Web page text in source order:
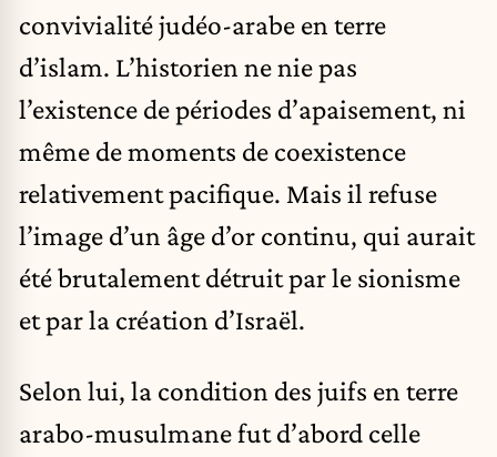
convivialité judéo-arabe en terre
d’islam. L’historien ne nie pas
l’existence de périodes d’apaisement, ni
même de moments de coexistence
relativement pacifique. Mais il refuse
l’image d’un âge d’or continu, qui aurait
été brutalement détruit par le sionisme
et par la création d’Israël.
Selon lui, la condition des juifs en terre
arabo-musulmane fut d’abord celle